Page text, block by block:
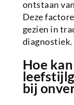
ontstaan
Deze
gezien in
diagnostiek.
Hoe kan
bij